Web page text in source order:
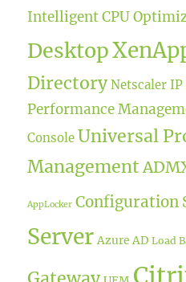
Intelligent CPU
Desktop
Directory Netscaler IP
Performance
Console Universal
Management
AppLocker Configuration
Server Azure AD Load